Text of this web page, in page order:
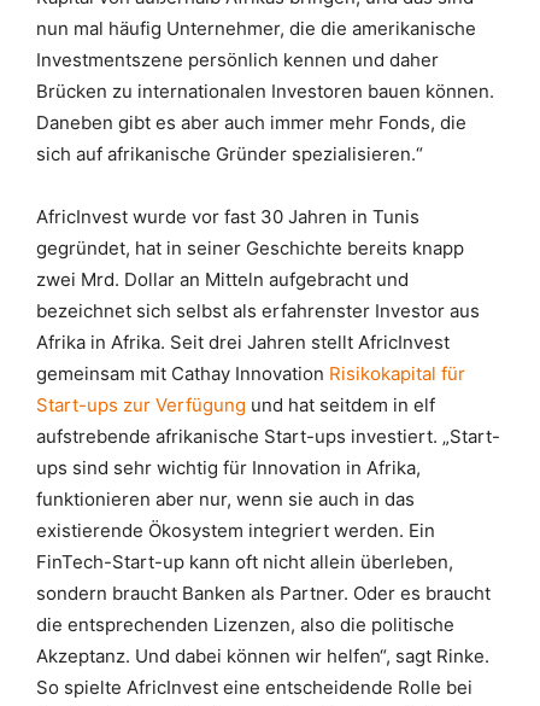
nun mal häufig Unternehmer, die die amerikanische
Investmentszene persönlich kennen und daher
Brücken zu internationalen Investoren bauen können.
Daneben gibt es aber auch immer mehr Fonds, die
sich auf afrikanische Gründer spezialisieren.“
AfricInvest wurde vor fast 30 Jahren in Tunis
gegründet, hat in seiner Geschichte bereits knapp
zwei Mrd. Dollar an Mitteln aufgebracht und
bezeichnet sich selbst als erfahrenster Investor aus
Afrika in Afrika. Seit drei Jahren stellt AfricInvest
gemeinsam mit Cathay Innovation Risikokapital für
Start-ups zur Verfügung und hat seitdem in elf
aufstrebende afrikanische Start-ups investiert. „Start-
ups sind sehr wichtig für Innovation in Afrika,
funktionieren aber nur, wenn sie auch in das
existierende Ökosystem integriert werden. Ein
FinTech-Start-up kann oft nicht allein überleben,
sondern braucht Banken als Partner. Oder es braucht
die entsprechenden Lizenzen, also die politische
Akzeptanz. Und dabei können wir helfen“, sagt Rinke.
So spielte AfricInvest eine entscheidende Rolle bei